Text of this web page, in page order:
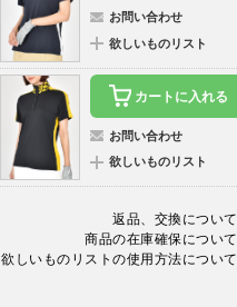
お問い合わせ
欲しいものリスト
カートに入れる
お問い合わせ
欲しいものリスト
返品、交換について
商品の在庫確保について
欲しいものリストの使用方法について